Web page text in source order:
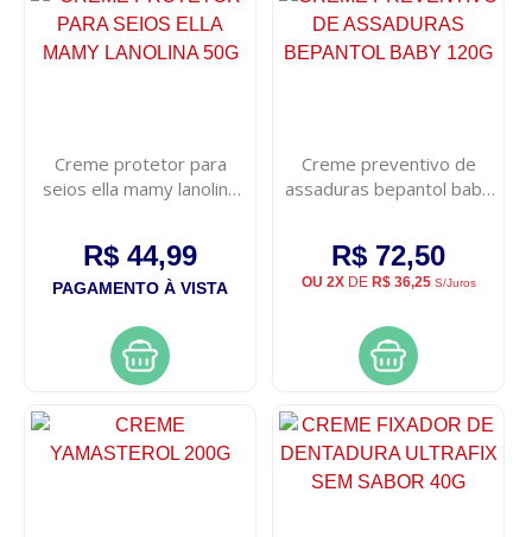
Creme protetor para
seios ella mamy lanolina
R$ 44,99
PAGAMENTO À VISTA
Creme preventivo de
assaduras bepantol baby
R$ 72,50
OU 2XDE R$ 36,25S/Juros